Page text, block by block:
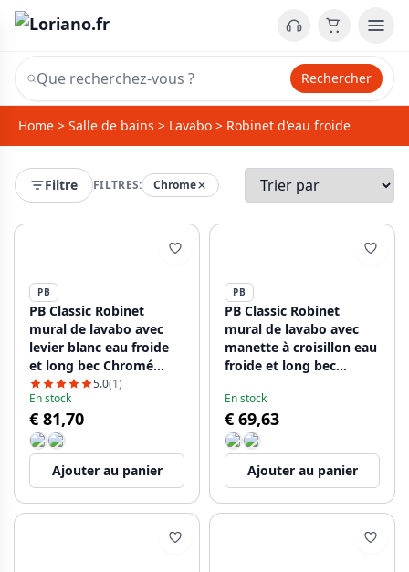
Rechercher
Home > Salle de bains > Lavabo > Robinet d'eau froide
Filtre FILTRES: Chrome
PB
PB Classic Robinet
mural de lavabo avec
levier blanc eau froide
et long bec Chromé
12088536125.0(1)
En stock
€ 81,70
Ajouter au panier
PB
PB Classic Robinet
mural de lavabo avec
manette à croisillon eau
froide et long bec
En stock
€ 69,63
Ajouter au panier